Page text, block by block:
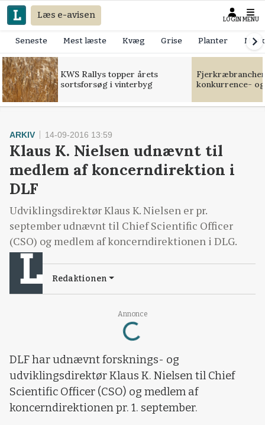
Læs e-avisen LOGIN MENU
Seneste Mest læste Kvæg Grise Planter
KWS Rallys topper årets
sortsforsøg i vinterbyg
konkurrence-
Annonce
Loading...
ARKIV 14-09-2016 13:59
Klaus K. Nielsen udnævnt til
medlem af koncerndirektion i
DLF
Udviklingsdirektør Klaus K. Nielsen er pr.
september udnævnt til Chief Scientific Officer
(CSO) og medlem af koncerndirektionen i DLG.
Redaktionen
DLF har udnævnt forsknings- og
udviklingsdirektør Klaus K. Nielsen til Chief
Scientific Officer (CSO) og medlem af
koncerndirektionen pr. 1. september.